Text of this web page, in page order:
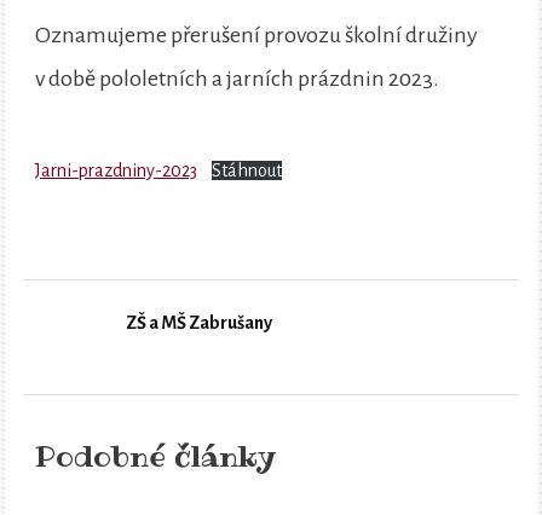
Oznamujeme přerušení provozu školní družiny
v době pololetních a jarních prázdnin 2023.
Jarni-prazdniny-2023 Stáhnout
ZŠ a MŠ Zabrušany
Podobné články